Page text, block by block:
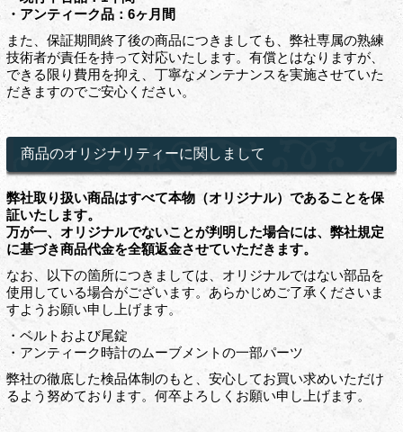
・アンティーク品：6ヶ月間
また、保証期間終了後の商品につきましても、弊社専属の熟練
技術者が責任を持って対応いたします。有償とはなりますが、
できる限り費用を抑え、丁寧なメンテナンスを実施させていた
だきますのでご安心ください。
商品のオリジナリティーに関しまして
弊社取り扱い商品はすべて本物（オリジナル）であることを保
証いたします。
万が一、オリジナルでないことが判明した場合には、弊社規定
に基づき商品代金を全額返金させていただきます。
なお、以下の箇所につきましては、オリジナルではない部品を
使用している場合がございます。あらかじめご了承くださいま
すようお願い申し上げます。
・ベルトおよび尾錠
・アンティーク時計のムーブメントの一部パーツ
弊社の徹底した検品体制のもと、安心してお買い求めいただけ
るよう努めております。何卒よろしくお願い申し上げます。